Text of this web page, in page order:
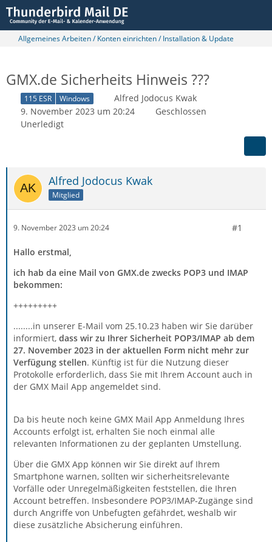
Allgemeines Arbeiten / Konten einrichten / Installation & Update
GMX.de Sicherheits Hinweis ???
115 ESR Windows
Alfred Jodocus Kwak
9. November 2023 um 20:24
Geschlossen
Unerledigt
Alfred Jodocus Kwak
Mitglied
9. November 2023 um 20:24 #1
Hallo erstmal,
ich hab da eine Mail von GMX.de zwecks POP3 und IMAP
bekommen:
+++++++++
........in unserer E-Mail vom 25‌.10‌.23 haben wir Sie darüber
informiert, dass wir zu Ihrer Sicherheit POP3/IMAP ab dem
27. ‌‌November‌‌ 20‌23 in der aktuellen Form nicht mehr zur
Verfügung stellen. Künftig ist für die Nutzung dieser
Protokolle erforderlich, dass Sie mit Ihrem Account auch in
der GMX Mail App angemeldet sind.
Da bis heute noch keine GMX Mail App Anmeldung Ihres
Accounts erfolgt ist, erhalten Sie noch einmal alle
relevanten Informationen zu der geplanten Umstellung.
Über die GMX App können wir Sie direkt auf Ihrem
Smartphone warnen, sollten wir sicherheitsrelevante
Vorfälle oder Unregelmäßigkeiten feststellen, die Ihren
Account betreffen. Insbesondere POP3/IMAP-Zugänge sind
durch Angriffe von Unbefugten gefährdet, weshalb wir
diese zusätzliche Absicherung einführen.